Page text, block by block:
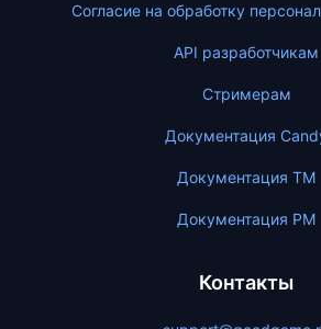
Согласие на обработку
API разработчикам
Стримерам
Документация
Документация ТМ
Документация PM
Контакты